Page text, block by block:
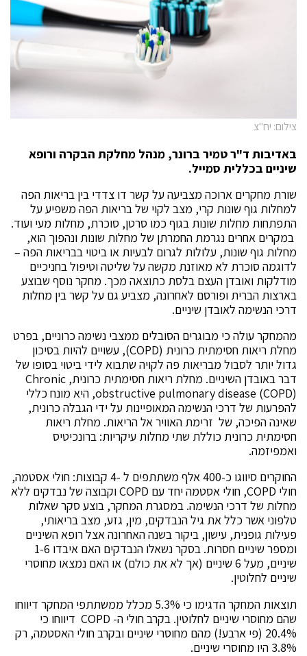
צילום: יח"צ
באדיבות ד"ר טמיר ברונר, מנהל מחלקת הבקרה ורופא
שיניים בכללית סמייל.
שורת מחקרים ארוכה מצביעה על קשר דו צדדי בין בריאות הפה
למחלות גוף שונות קרי, מצב לקוי של בריאות הפה משפיע על
התפתחות מחלות שונות בגוף כמו סרטן, סוכרת, מחלות מעי ועוד.
במקרים אחרים נגרמת החמרתן של מחלות שונות ונהפוך הוא,
מחלות גוף שונות, עלולות לגרום לבעיות או ביטוי בבריאות הפה –
לדוגמה סוכרת לא מאוזנת מקשה על שליטה וטיפול בחניכיים
מודלקות ואובדן העצם בלסת כתוצאה מכך. מחקר נוסף שבוצע
בארצות הברית ופורסם לאחרונה, מצביע גם על קשר בין מחלות
דרכי הנשימה לאובדן שיניים.
מהמחקר עולה כי מבוגרים הסובלים ממצבי נשימה כרוניים, בפרט
מחלת ריאות חסימתית כרונית (COPD), עשויים להיות בסיכון
גדול יותר לסבול מבריאות פה לקויה שתבוא לידי ביטוי בסופו של
דבר באובדן השיניים. מחלת ריאות חסימתית כרונית, Chronic
obstructive pulmonary disease (COPD), היא מונח כללי
להפרעות של דרכי הנשימה המאופיינות על ידי הגבלה כרונית,
שאינה הפיכה, של זרימת האוויר אל הריאות. מחלת ריאות
חסימתית כרונית כוללת שתי מחלות עיקריות: ברונכיטיס
ואמפיזמה.
החוקרים סיווגו כ-400 אלף משתתפים ל -4 קבוצות: חולי אסטמה,
חולי COPD, חולי אסטמה יחד עם COPD וקבוצה של נבדקים ללא
מחלות של דרכי הנשימה. במסגרת המחקר, בוצע סקר שאלות
טלפוני אשר כלל את גיל הנבדקים, מין, גזע, מצב בריאותי,
פעילות גופנית, עישון, ביקור בשנה האחרונה אצל רופא השיניים
ומספר שיניים חסרות. בסקר נשאלו הנבדקים האם איבדו 1-6
שיניים, מעל 6 שיניים (אך לא את כולם) או האם נמצאו מחוסרי
שיניים לחלוטין.
תוצאות המחקר הדגימו כי 5.3% מכלל ממשתתפי המחקר דיווחו
שהם מחוסרי שיניים לחלוטין. בקרב חולי ה- COPD דיווחו כי
20.4% (פי ארבע!) מהם מחוסרי שיניים ובקרב חולי האסטמה, רק
3.8% היו מחוסרי שיניים.